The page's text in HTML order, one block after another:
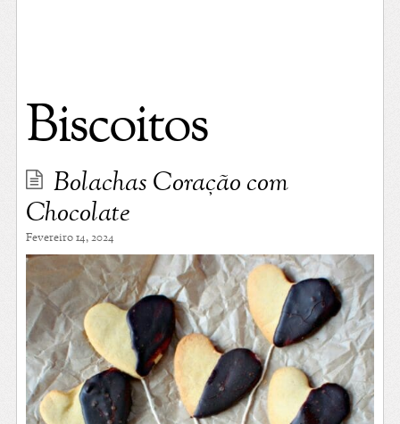
Biscoitos
Bolachas Coração com
Chocolate
Fevereiro 14, 2024